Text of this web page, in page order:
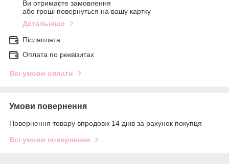
Ви отримаєте замовлення
або гроші повернуться на вашу картку
Детальніше
Післяплата
Оплата по реквізитах
Всі умови оплати
Умови повернення
Повернення товару впродовж 14 днів за рахунок покупця
Всі умови повернення